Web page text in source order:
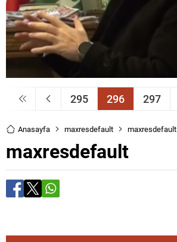
295 296 297
Anasayfa maxresdefault maxresdefault
maxresdefault